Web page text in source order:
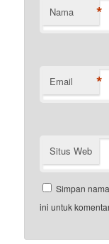
Nama *
Email *
Situs Web
Simpan
ini untuk